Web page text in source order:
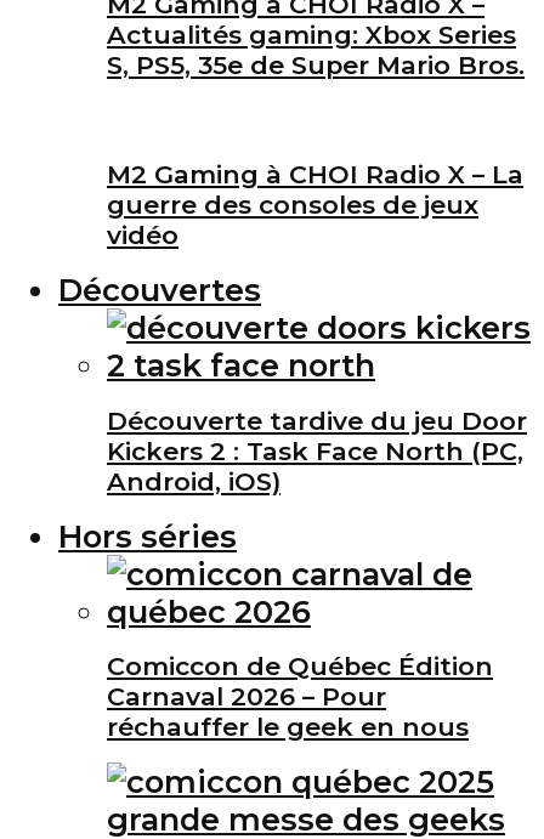
Actualités gaming: Xbox Series
S, PS5, 35e de Super Mario Bros.
M2 Gaming à CHOI Radio X – La
guerre des consoles de jeux
vidéo
Découvertes
Découverte tardive du jeu Door
Kickers 2 : Task Face North (PC,
Android, iOS)
Hors séries
Comiccon de Québec Édition
Carnaval 2026 – Pour
réchauffer le geek en nous